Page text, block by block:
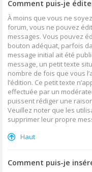
Comment puis-je
À moins que vous ne
forum, vous ne pouvez
messages. Vous pouvez
bouton adéquat, parfois
message initial ait été
message, un petit texte
nombre de fois que vous
l’édition. Ce petit texte
effectuée par un
puissent rédiger une
Veuillez noter que les
supprimer leur propre
Haut
Comment puis-je